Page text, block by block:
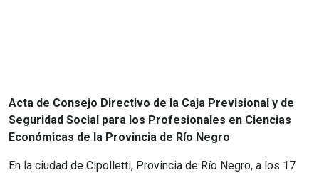
Acta de Consejo Directivo de la Caja Previsional y de
Seguridad Social para los Profesionales en Ciencias
Económicas de la Provincia de Río Negro
En la ciudad de Cipolletti, Provincia de Río Negro, a los 17